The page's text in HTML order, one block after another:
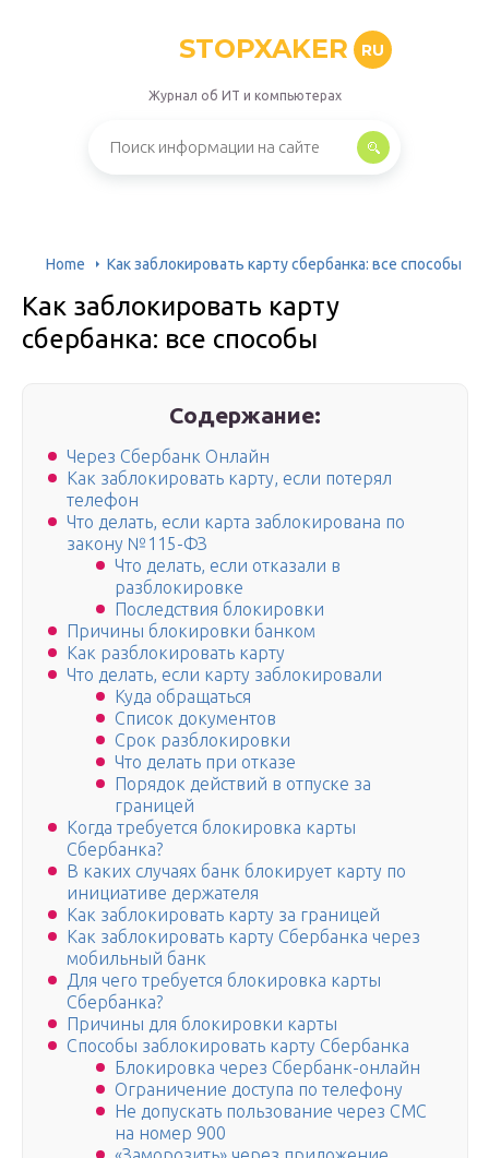
STOPXAKER RU
Журнал об ИТ и компьютерах
Home Как заблокировать карту сбербанка: все способы
Как заблокировать карту
сбербанка: все способы
Содержание:
Через Сбербанк Онлайн
Как заблокировать карту, если потерял
телефон
Что делать, если карта заблокирована по
закону №115-ФЗ
Что делать, если отказали в
разблокировке
Последствия блокировки
Причины блокировки банком
Как разблокировать карту
Что делать, если карту заблокировали
Куда обращаться
Список документов
Срок разблокировки
Что делать при отказе
Порядок действий в отпуске за
границей
Когда требуется блокировка карты
Сбербанка?
В каких случаях банк блокирует карту по
инициативе держателя
Как заблокировать карту за границей
Как заблокировать карту Сбербанка через
мобильный банк
Для чего требуется блокировка карты
Сбербанка?
Причины для блокировки карты
Способы заблокировать карту Сбербанка
Блокировка через Сбербанк-онлайн
Ограничение доступа по телефону
Не допускать пользование через СМС
на номер 900